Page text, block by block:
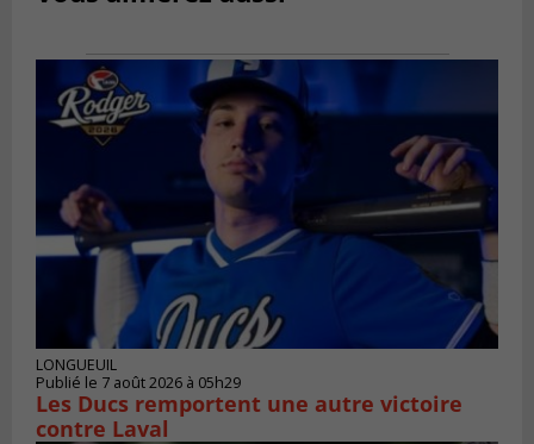
LONGUEUIL
Publié le 7 août 2026 à 05h29
Les Ducs remportent une autre victoire
contre Laval